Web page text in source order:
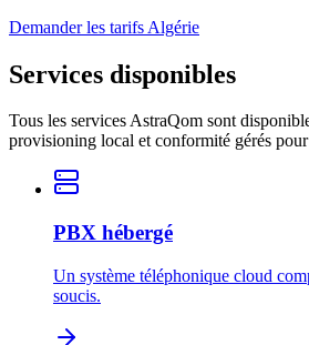
Demander les tarifs Algérie
Services disponibles
Tous les services AstraQom sont
provisioning local et conformité gérés
PBX hébergé
Un système téléphonique cloud
soucis.